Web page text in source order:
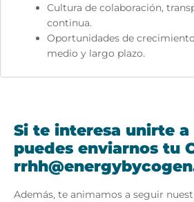
Cultura de colaboración,
continua.
Oportunidades de
medio y largo plazo.
Si te interesa unirte
puedes enviarnos tu
Además, te animamos a seguir